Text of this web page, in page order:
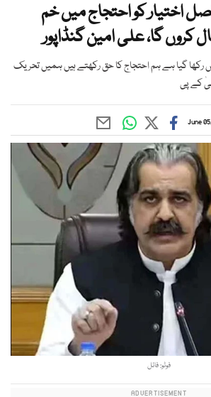
اختیار کو احتجاج میں خم
کروں گا، علی امین گنڈاپور
رکھا گیا ہے ہم احتجاج کا حق رکھتے ہیں ہمیں تحریک
کے پی
June
فوٹو: فائل